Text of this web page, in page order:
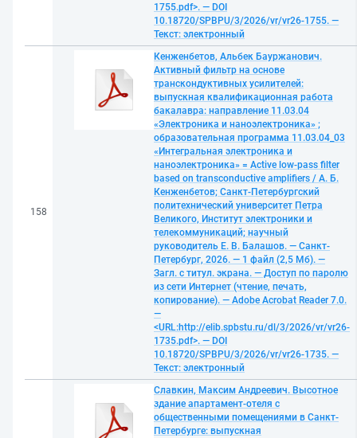
1755.pdf>. — DOI
10.18720/SPBPU/3/2026/vr/vr26-1755. —
Текст: электронный
158
Кенженбетов, Альбек Бауржанович.
Активный фильтр на основе
транскондуктивных усилителей:
выпускная квалификационная работа
бакалавра: направление 11.03.04
«Электроника и наноэлектроника» ;
образовательная программа 11.03.04_03
«Интегральная электроника и
наноэлектроника» = Active low-pass filter
based on transconductive amplifiers / А. Б.
Кенженбетов; Санкт-Петербургский
политехнический университет Петра
Великого, Институт электроники и
телекоммуникаций; научный
руководитель Е. В. Балашов. — Санкт-
Петербург, 2026. — 1 файл (2,5 Мб). —
Загл. с титул. экрана. — Доступ по паролю
из сети Интернет (чтение, печать,
копирование). — Adobe Acrobat Reader 7.0.
—
<URL:http://elib.spbstu.ru/dl/3/2026/vr/vr26-
1735.pdf>. — DOI
10.18720/SPBPU/3/2026/vr/vr26-1735. —
Текст: электронный
Славкин, Максим Андреевич. Высотное
здание апартамент-отеля с
общественными помещениями в Санкт-
Петербурге: выпускная